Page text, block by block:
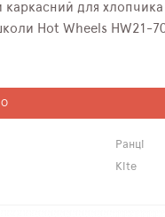
каркасний для
Hot Wheels HW21-
Ранці
Kite